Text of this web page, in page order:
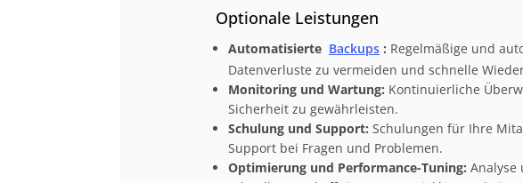
Optionale Leistungen
Automatisierte Backups : Regelmäßige und
Datenverluste zu vermeiden und schnelle
Monitoring und Wartung: Kontinuierliche
Sicherheit zu gewährleisten.
Schulung und Support: Schulungen für Ihre
Support bei Fragen und Problemen.
Optimierung und Performance-Tuning: Analyse